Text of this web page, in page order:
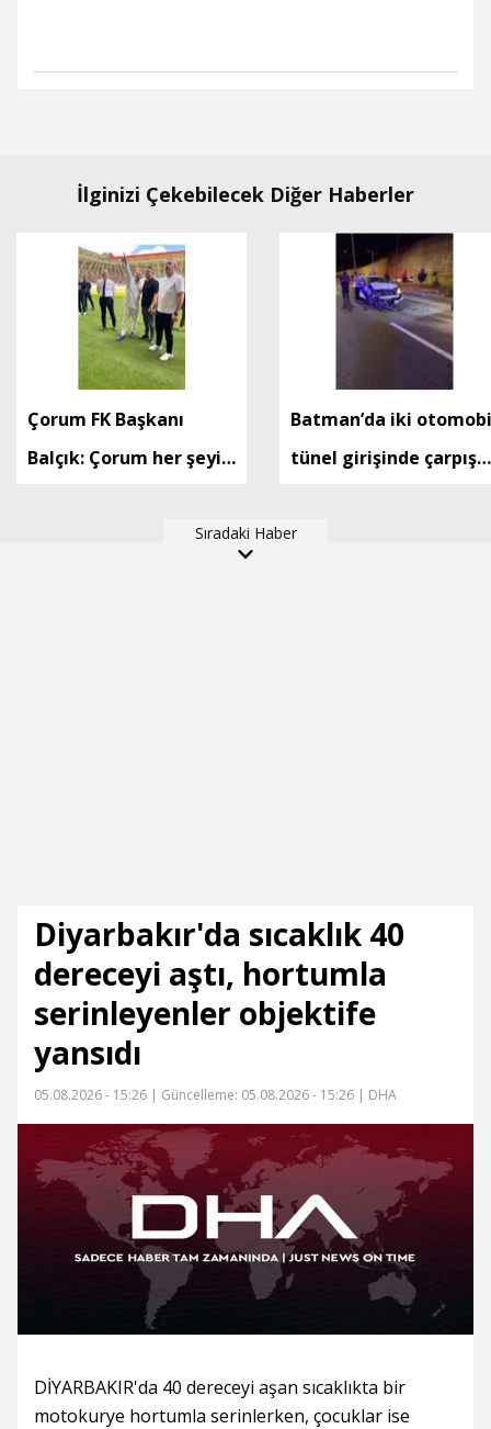
İlginizi Çekebilecek Diğer Haberler
Çorum FK Başkanı
Balçık: Çorum her şeyin
Batman’da iki
tünel girişinde
Sıradaki Haber
Diyarbakır'da sıcaklık 40
dereceyi aştı, hortumla
serinleyenler objektife
yansıdı
05.08.2026 - 15:26 | Güncelleme: 05.08.2026 - 15:26 | DHA
DİYARBAKIR'da 40 dereceyi aşan sıcaklıkta bir
motokurye hortumla serinlerken, çocuklar ise